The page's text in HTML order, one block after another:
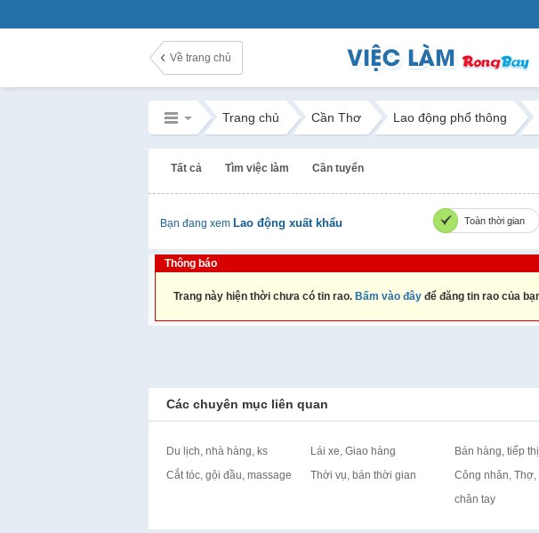
Về trang chủ
Trang chủ Cần Thơ Lao động phổ thông
Tất cả Tìm việc làm Cần tuyển
Bạn đang xem Lao động xuất khẩu Toàn thời gian
Thông báo
Trang này hiện thời chưa có tin rao. Bấm vào đây để đăng tin rao của
Các chuyên mục liên quan
Du lịch, nhà hàng, ks Lái xe, Giao hàng Bán hàng, tiếp thị
Cắt tóc, gội đầu, massage
Thời vụ, bán thời gian
Công nhân, Thợ,
chân tay